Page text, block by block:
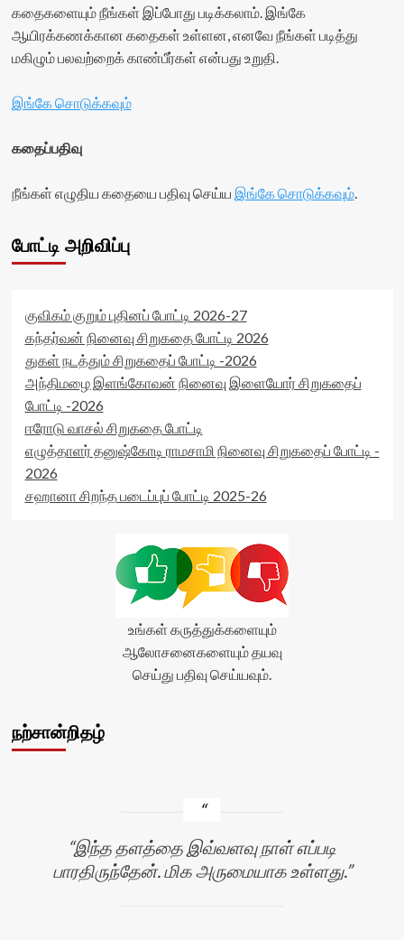
கதைகளையும் நீங்கள் இப்போது படிக்கலாம். இங்கே
ஆயிரக்கணக்கான கதைகள் உள்ளன, எனவே நீங்கள் படித்து
மகிழும் பலவற்றைக் காண்பீர்கள் என்பது உறுதி.
இங்கே சொடுக்கவும்
கதைப்பதிவு
நீங்கள் எழுதிய கதையை பதிவு செய்ய இங்கே சொடுக்கவும்.
போட்டி அறிவிப்பு
குவிகம் குறும் புதினப் போட்டி 2026-27
கந்தர்வன் நினைவு சிறுகதை போட்டி 2026
துகள் நடத்தும் சிறுகதைப் போட்டி -2026
அந்திமழை இளங்கோவன் நினைவு இளையோர் சிறுகதைப்
போட்டி -2026
ஈரோடு வாசல் சிறுகதை போட்டி
எழுத்தாளர் தனுஷ்கோடி ராமசாமி நினைவு சிறுகதைப் போட்டி -
2026
சஹானா சிறந்த படைப்புப் போட்டி 2025-26
உங்கள் கருத்துக்களையும்
ஆலோசனைகளையும் தயவு
செய்து பதிவு செய்யவும்.
நற்சான்றிதழ்
இந்த தளத்தை இவ்வளவு நாள் எப்படி
பாரதிருந்தேன். மிக அருமையாக உள்ளது.